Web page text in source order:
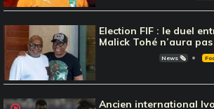
Election FIF : le duel
Malick Tohé n’aura
News 🗞️
Ancien international